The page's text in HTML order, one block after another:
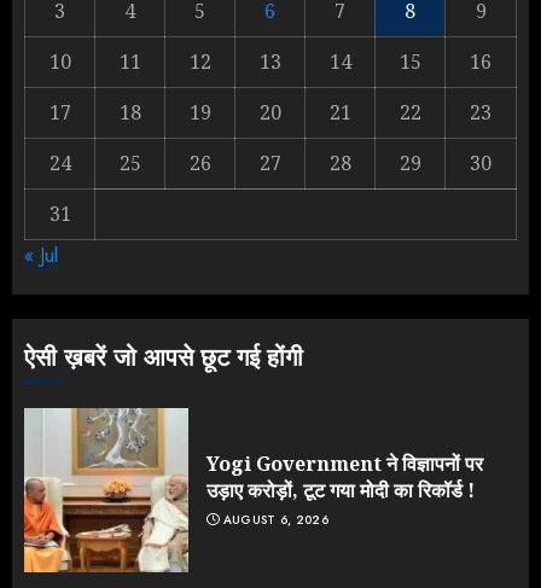
2
Rahul Gandhi के तीखे वार से बार-बार
झुकी मोदी सरकार?
3
NEET महाघोटाले पर Rahul Gandhi
3
4 5 6 7 8
9
10
11 12 13 14 15
16
17
18 19 20 21 22
23
24
25 26 27 28 29
30
31
« Jul
ऐसी ख़बरें जो आपसे छूट गई होंगी
Yogi Government ने विज्ञापनों पर
उड़ाए करोड़ों, टूट गया मोदी का रिकॉर्ड !
AUGUST 6, 2026